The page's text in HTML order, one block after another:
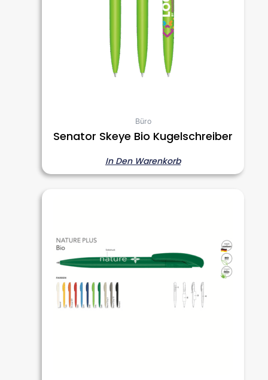
Büro
Senator Skeye Bio Kugelschreiber
In Den Warenkorb